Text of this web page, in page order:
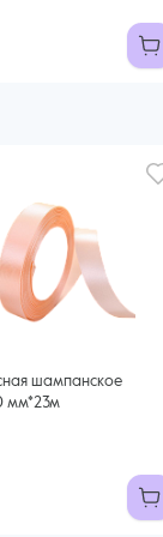
шампанское
мм*23м